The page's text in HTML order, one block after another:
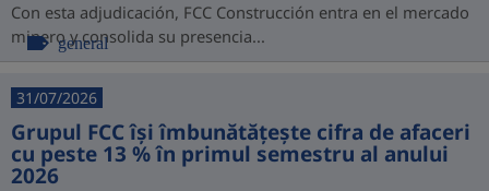
Con esta adjudicación, FCC Construcción entra en el mercado
minero y consolida su presencia...
general
31/07/2026
Grupul FCC își îmbunătățește cifra de afaceri
cu peste 13 % în primul semestru al anului
2026